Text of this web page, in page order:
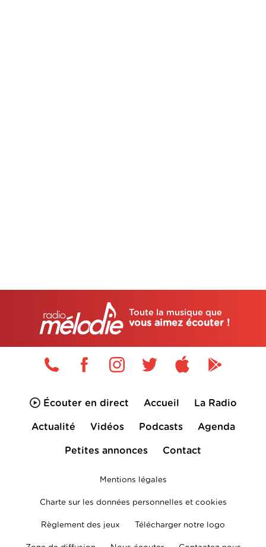
Toute la musique que
vous aimez écouter !
Écouter en direct Accueil La Radio
Actualité Vidéos Podcasts Agenda
Petites annonces Contact
Mentions légales
Charte sur les données personnelles et cookies
Règlement des jeux Télécharger notre logo